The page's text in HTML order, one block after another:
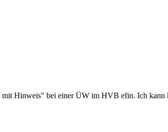
Hinweis" bei einer ÜW im HVB efin. Ich